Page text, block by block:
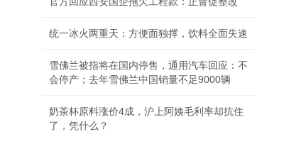
统一冰火两重天：方便面独撑，饮料全面失速
雪佛兰被指将在国内停售，通用汽车回应：不
会停产；去年雪佛兰中国销量不足9000辆
奶茶杯原料涨价4成，沪上阿姨毛利率却抗住
了，凭什么？